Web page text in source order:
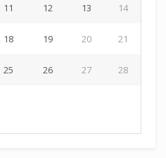
11 12 13 14
18 19 20 21
25 26 27 28